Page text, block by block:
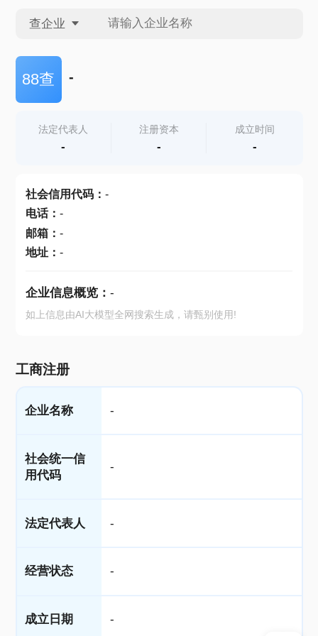
查企业
查企业
查产地
88查 -
法定代表人
-
注册资本
-
成立时间
-
社会信用代码： -
电话： -
邮箱： -
地址： -
企业信息概览： -
如上信息由AI大模型全网搜索生成，请甄别使用!
工商注册
企业名称 -
社会统一信
用代码
-
法定代表人 -
经营状态 -
成立日期 -